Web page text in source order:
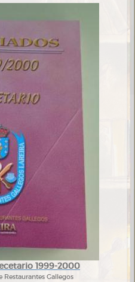
1999-2000
Restaurantes Gallegos